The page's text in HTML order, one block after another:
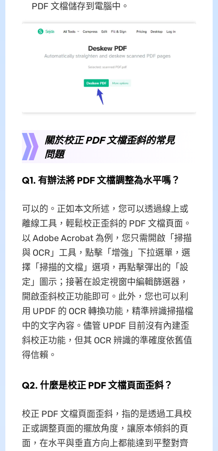
PDF 文檔儲存到電腦中。
關於校正 PDF 文檔歪斜的常見
問題
Q1. 有辦法將 PDF 文檔調整為水平嗎？
可以的。正如本文所述，您可以透過線上或
離線工具，輕鬆校正歪斜的 PDF 文檔頁面。
以 Adobe Acrobat 為例，您只需開啟「掃描
與 OCR」工具，點擊「增強」下拉選單，選
擇「掃描的文檔」選項，再點擊彈出的「設
定」圖示；接著在設定視窗中編輯篩選器，
開啟歪斜校正功能即可。此外，您也可以利
用 UPDF 的 OCR 轉換功能，精準辨識掃描檔
中的文字內容。儘管 UPDF 目前沒有內建歪
斜校正功能，但其 OCR 辨識的準確度依舊值
得信賴。
Q2. 什麼是校正 PDF 文檔頁面歪斜？
校正 PDF 文檔頁面歪斜，指的是透過工具校
正或調整頁面的擺放角度，讓原本傾斜的頁
面，在水平與垂直方向上都能達到平整對齊